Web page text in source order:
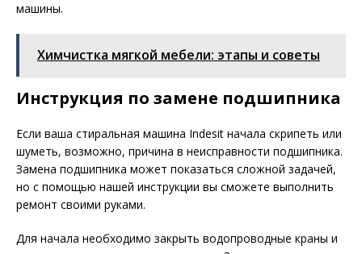
машины.
Химчистка мягкой мебели: этапы и советы
Инструкция по замене подшипника
Если ваша стиральная машина Indesit начала скрипеть или
шуметь, возможно, причина в неисправности подшипника.
Замена подшипника может показаться сложной задачей,
но с помощью нашей инструкции вы сможете выполнить
ремонт своими руками.
Для начала необходимо закрыть водопроводные краны и